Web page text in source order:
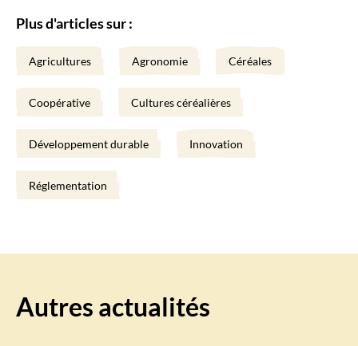
Plus d'articles sur :
Agricultures Agronomie Céréales
Coopérative Cultures céréalières
Développement durable Innovation
Réglementation
Autres actualités